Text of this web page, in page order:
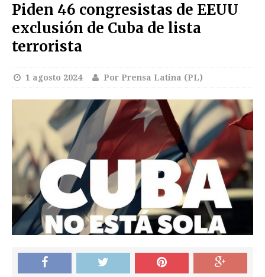
Piden 46 congresistas de EEUU
exclusión de Cuba de lista
terrorista
1 agosto 2024 Por Prensa Latina (PL)